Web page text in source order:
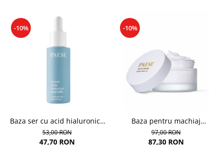
-10%
Baza ser cu acid hialuronic -
30ml
53,00 RON
47,70 RON
-10%
Baza pentru machiaj
hidratanta - 30ml
97,00 RON
87,30 RON